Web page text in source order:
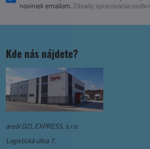
noviniek emailom.Zásady spracovania
Kde nás nájdete?
areál DZL EXPRESS, s.r.o.
Logistická ulica 7,